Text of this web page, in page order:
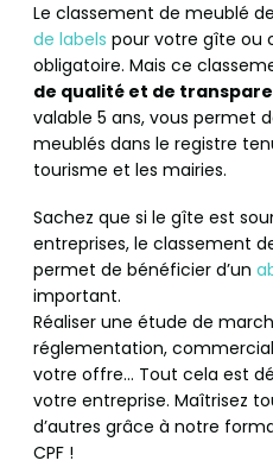
Le classement de meublé
de labels pour votre gîte ou
obligatoire. Mais ce
de qualité et de
valable 5 ans, vous permet
meublés dans le registre
tourisme et les mairies.
Sachez que si le gîte est
entreprises, le classement
permet de bénéficier d’un
important.
Réaliser une étude de
réglementation,
votre offre… Tout cela est
votre entreprise. Maîtrisez
d’autres grâce à notre
CPF !